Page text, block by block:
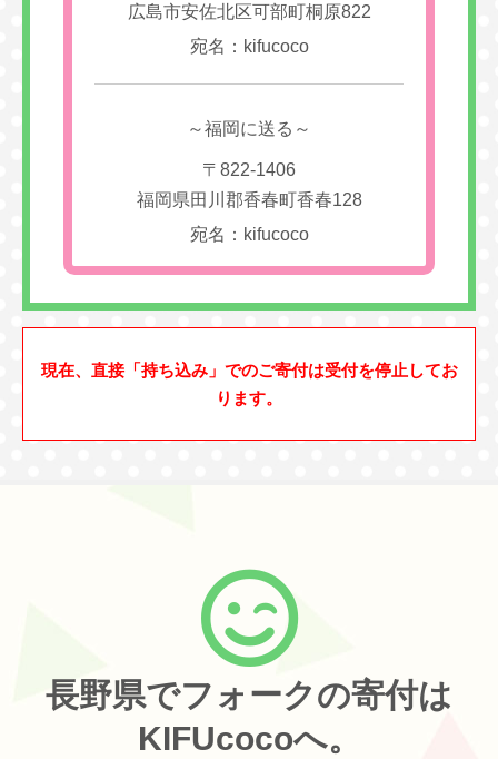
広島市安佐北区可部町桐原822
宛名：kifucoco
～福岡に送る～
〒822-1406
福岡県田川郡香春町香春128
宛名：kifucoco
現在、直接「持ち込み」でのご寄付は受付を停止してお
ります。
長野県でフォークの寄付は
KIFUcocoへ。